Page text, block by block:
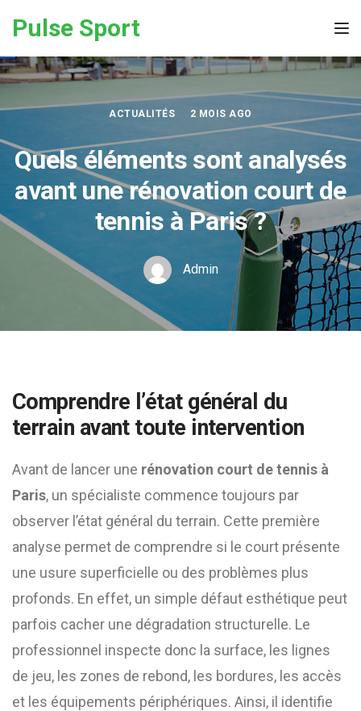
Pulse Sport
ACTUALITÉS 2 MOIS AGO
Quels éléments sont analysés
avant une rénovation court de
tennis à Paris ?
Admin
Comprendre l’état général du
terrain avant toute intervention
Avant de lancer une rénovation court de tennis à
Paris, un spécialiste commence toujours par
observer l’état général du terrain. Cette première
analyse permet de comprendre si le court présente
une usure superficielle ou des problèmes plus
profonds. En effet, un simple défaut esthétique peut
parfois cacher une dégradation structurelle. Le
professionnel inspecte donc la surface, les lignes
de jeu, les zones de rebond, les bordures, les accès
et les équipements périphériques. Ainsi, il identifie